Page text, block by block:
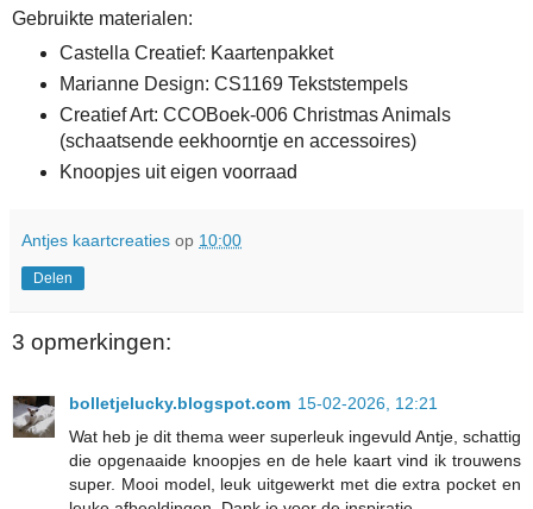
Gebruikte materialen:
Castella Creatief: Kaartenpakket
Marianne Design: CS1169 Tekststempels
Creatief Art: CCOBoek-006 Christmas Animals
(schaatsende eekhoorntje en accessoires)
Knoopjes uit eigen voorraad
Antjes kaartcreaties op 10:00
Delen
3 opmerkingen:
bolletjelucky.blogspot.com 15-02-2026, 12:21
Wat heb je dit thema weer superleuk ingevuld Antje, schattig
die opgenaaide knoopjes en de hele kaart vind ik trouwens
super. Mooi model, leuk uitgewerkt met die extra pocket en